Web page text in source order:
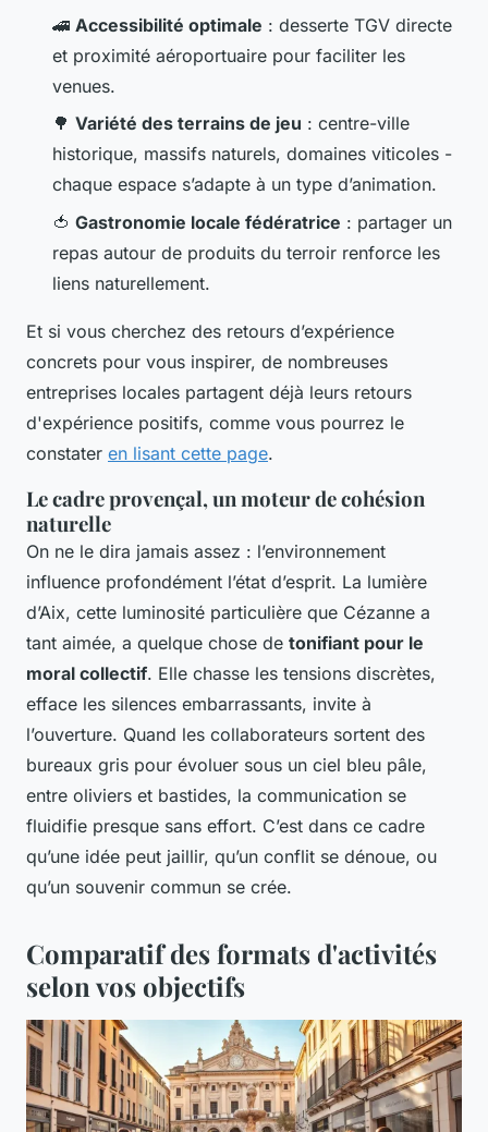
🚄 Accessibilité optimale : desserte TGV directe
et proximité aéroportuaire pour faciliter les
venues.
🌳 Variété des terrains de jeu : centre-ville
historique, massifs naturels, domaines viticoles -
chaque espace s’adapte à un type d’animation.
🍅 Gastronomie locale fédératrice : partager un
repas autour de produits du terroir renforce les
liens naturellement.
Et si vous cherchez des retours d’expérience
concrets pour vous inspirer, de nombreuses
entreprises locales partagent déjà leurs retours
d'expérience positifs, comme vous pourrez le
constater en lisant cette page.
Le cadre provençal, un moteur de cohésion
naturelle
On ne le dira jamais assez : l’environnement
influence profondément l’état d’esprit. La lumière
d’Aix, cette luminosité particulière que Cézanne a
tant aimée, a quelque chose de tonifiant pour le
moral collectif. Elle chasse les tensions discrètes,
efface les silences embarrassants, invite à
l’ouverture. Quand les collaborateurs sortent des
bureaux gris pour évoluer sous un ciel bleu pâle,
entre oliviers et bastides, la communication se
fluidifie presque sans effort. C’est dans ce cadre
qu’une idée peut jaillir, qu’un conflit se dénoue, ou
qu’un souvenir commun se crée.
Comparatif des formats d'activités
selon vos objectifs